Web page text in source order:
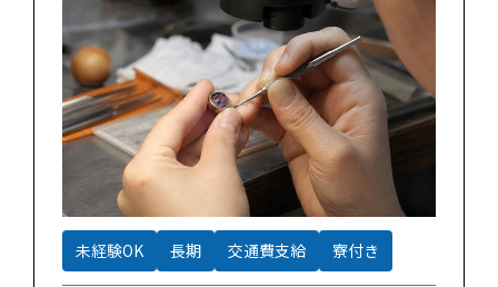
未経験OK 長期 交通費支給 寮付き